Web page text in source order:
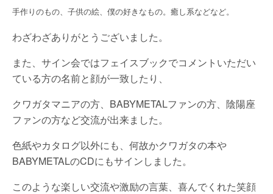
手作りのもの、子供の絵、僕の好きなもの。癒し系などなど。
わざわざありがとうございました。
また、サイン会ではフェイスブックでコメントいただい
ている方の名前と顔が一致したり、
クワガタマニアの方、BABYMETALファンの方、陰陽座
ファンの方など交流が出来ました。
色紙やカタログ以外にも、何故かクワガタの本や
BABYMETALのCDにもサインしました。
このような楽しい交流や激励の言葉、喜んでくれた笑顔